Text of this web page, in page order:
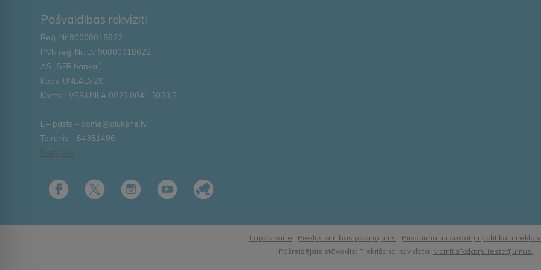
Pašvaldības rekvizīti
Reģ. Nr.90000018622
PVN reģ. Nr. LV 90000018622
AS „SEB banka”
Kods: UNLALV2X
Konts: LV58 UNLA 0025 0041 3033 5
E – pasts – dome@aluksne.lv
Tālrunis – 64381496
E-adrese
Lapas karte | Piekļūstamības paziņojums | Privātuma un sīkdatņu politika tīmekļa
Pašreizējais stāvoklis: Piekrišana nav dota. Mainīt sīkdatņu iestatījumus.